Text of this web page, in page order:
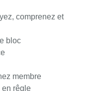
comprenez et
bloc
membre
en rêgle